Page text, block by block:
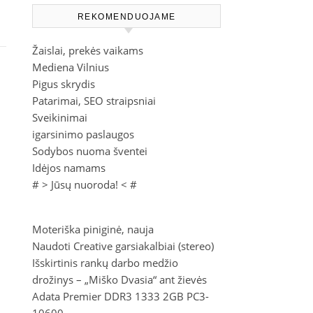
REKOMENDUOJAME
Žaislai, prekės vaikams
Mediena Vilnius
Pigus skrydis
Patarimai, SEO straipsniai
Sveikinimai
igarsinimo paslaugos
Sodybos nuoma šventei
Idėjos namams
# > Jūsų nuoroda! < #
Moteriška piniginė, nauja
Naudoti Creative garsiakalbiai (stereo)
Išskirtinis rankų darbo medžio
drožinys – „Miško Dvasia“ ant žievės
Adata Premier DDR3 1333 2GB PC3-